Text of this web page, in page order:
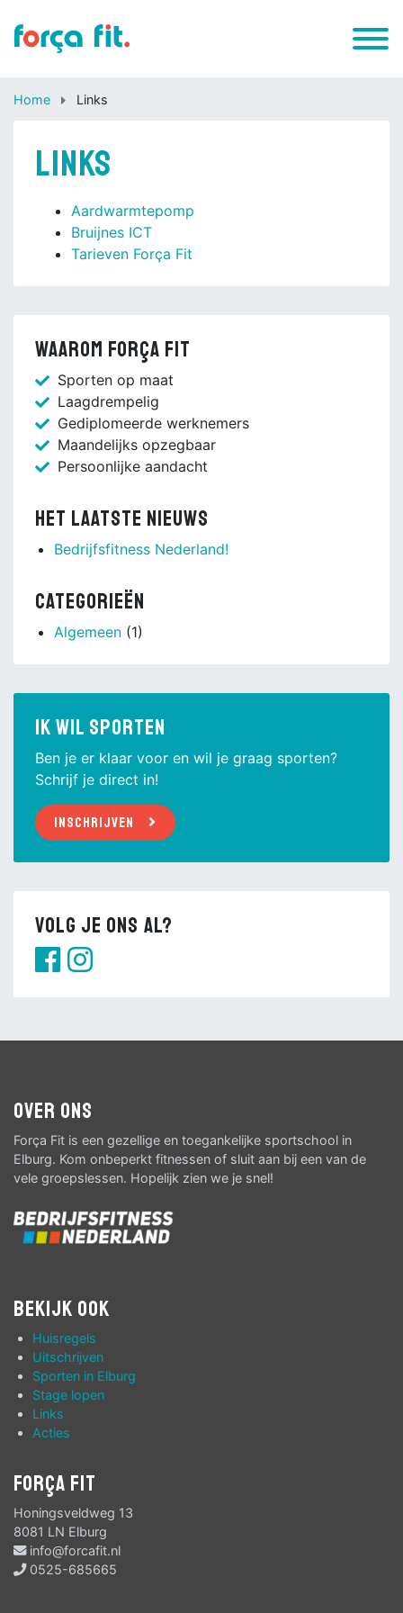
Home Links
Links
Aardwarmtepomp
Bruijnes ICT
Tarieven Força Fit
Waarom Força Fit
Sporten op maat
Laagdrempelig
Gediplomeerde werknemers
Maandelijks opzegbaar
Persoonlijke aandacht
Het laatste nieuws
Bedrijfsfitness Nederland!
Categorieën
Algemeen(1)
Ik wil sporten
Ben je er klaar voor en wil je graag sporten?
Schrijf je direct in!
Inschrijven
Volg je ons al?
Over ons
Força Fit is een gezellige en toegankelijke sportschool in
Elburg. Kom onbeperkt fitnessen of sluit aan bij een van de
vele groepslessen. Hopelijk zien we je snel!
Bekijk ook
Huisregels
Uitschrijven
Sporten in Elburg
Stage lopen
Links
Acties
Força Fit
Honingsveldweg 13
8081 LN Elburg
info@forcafit.nl
0525-685665